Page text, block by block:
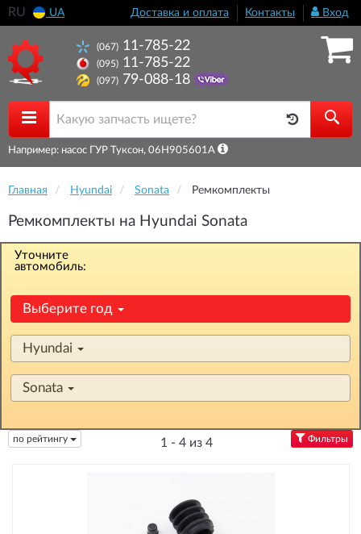
RU UA Доставка и оплата Контакты Вход
(067) 11-785-22
(095) 11-785-22
(097) 79-088-18
Например: насос ГУР Туксон, 06H905601A
Главная Hyundai Sonata Ремкомплекты
Ремкомплекты на Hyundai Sonata
Уточните
автомобиль:
Выберите год
Hyundai
Sonata
по рейтингу 1 - 4 из 4 Фильтры